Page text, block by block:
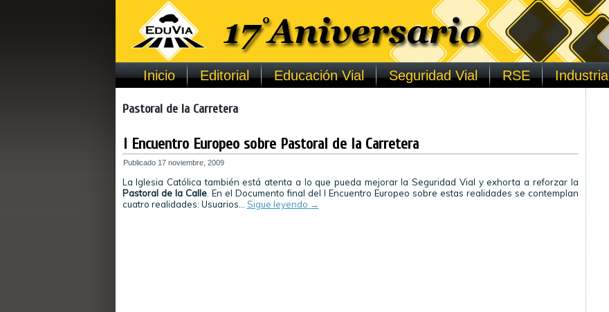
Inicio Editorial Educación Vial Seguridad Vial RSE Industria
Pastoral de la Carretera
I Encuentro Europeo sobre Pastoral de la Carretera
Publicado 17 noviembre, 2009
La Iglesia Católica también está atenta a lo que pueda mejorar la Seguridad Vial y exhorta a reforzar la
Pastoral de la Calle. En el Documento final del I Encuentro Europeo sobre estas realidades se contemplan
cuatro realidades: Usuarios… Sigue leyendo →